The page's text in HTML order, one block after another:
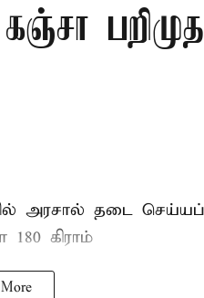
அரசால் தடை
கிராம்